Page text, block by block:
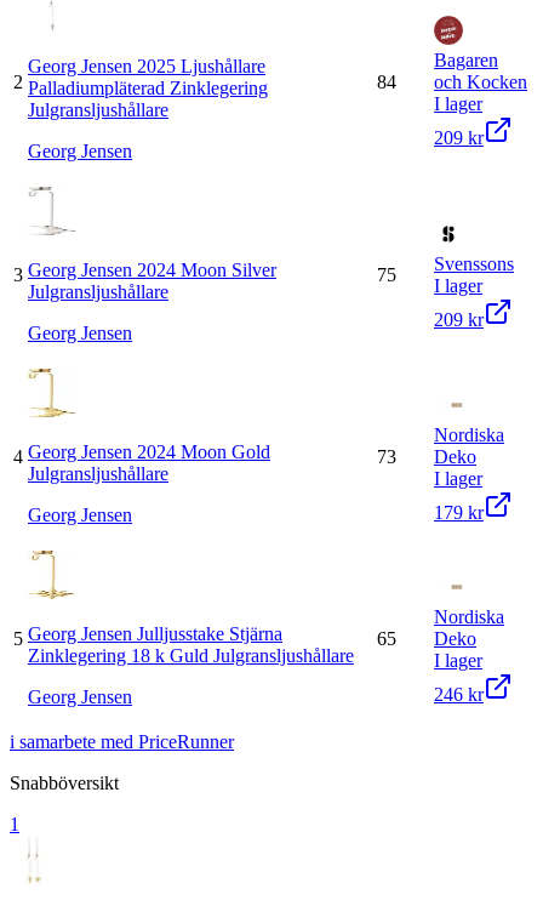
2
Georg Jensen 2025 Ljushållare
Palladiumpläterad Zinklegering
Julgransljushållare
Georg Jensen
84
Bagaren
och Kocken
I lager
209 kr
3 Georg Jensen 2024 Moon Silver
Julgransljushållare
Georg Jensen
75
Svenssons
I lager
209 kr
4 Georg Jensen 2024 Moon Gold
Julgransljushållare
Georg Jensen
73
Nordiska
Deko
I lager
179 kr
5 Georg Jensen Julljusstake Stjärna
Zinklegering 18 k Guld Julgransljushållare
Georg Jensen
65
Nordiska
Deko
I lager
246 kr
i samarbete med PriceRunner
Snabböversikt
1